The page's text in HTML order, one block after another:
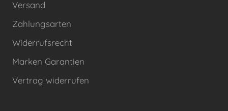
Versand
Zahlungsarten
Widerrufsrecht
Marken Garantien
Vertrag widerrufen